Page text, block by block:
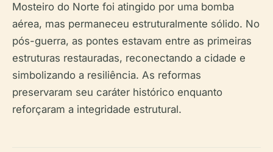
Mosteiro do Norte foi atingido por uma bomba
aérea, mas permaneceu estruturalmente sólido. No
pós-guerra, as pontes estavam entre as primeiras
estruturas restauradas, reconectando a cidade e
simbolizando a resiliência. As reformas
preservaram seu caráter histórico enquanto
reforçaram a integridade estrutural.